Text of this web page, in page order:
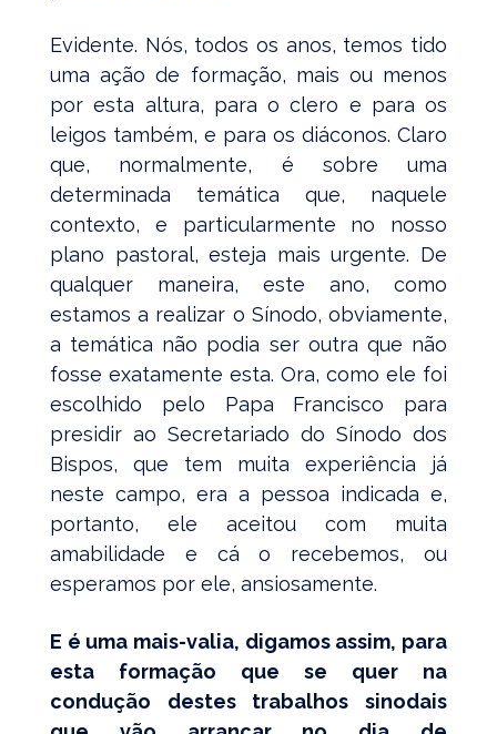
Evidente. Nós, todos os anos, temos tido
uma ação de formação, mais ou menos
por esta altura, para o clero e para os
leigos também, e para os diáconos. Claro
que, normalmente, é sobre uma
determinada temática que, naquele
contexto, e particularmente no nosso
plano pastoral, esteja mais urgente. De
qualquer maneira, este ano, como
estamos a realizar o Sínodo, obviamente,
a temática não podia ser outra que não
fosse exatamente esta. Ora, como ele foi
escolhido pelo Papa Francisco para
presidir ao Secretariado do Sínodo dos
Bispos, que tem muita experiência já
neste campo, era a pessoa indicada e,
portanto, ele aceitou com muita
amabilidade e cá o recebemos, ou
esperamos por ele, ansiosamente.
E é uma mais-valia, digamos assim, para
esta formação que se quer na
condução destes trabalhos sinodais